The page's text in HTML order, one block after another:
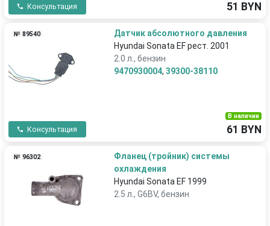
Консультация 51 BYN
№ 89540
Датчик абсолютного давления
Hyundai Sonata EF рест. 2001
2.0 л., бензин
9470930004, 39300-38110
Консультация
В наличии
61 BYN
№ 96302
Фланец (тройник) системы
охлаждения
Hyundai Sonata EF 1999
2.5 л., G6BV, бензин